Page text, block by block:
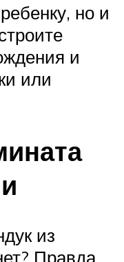
но и
и
или
из
Правда,